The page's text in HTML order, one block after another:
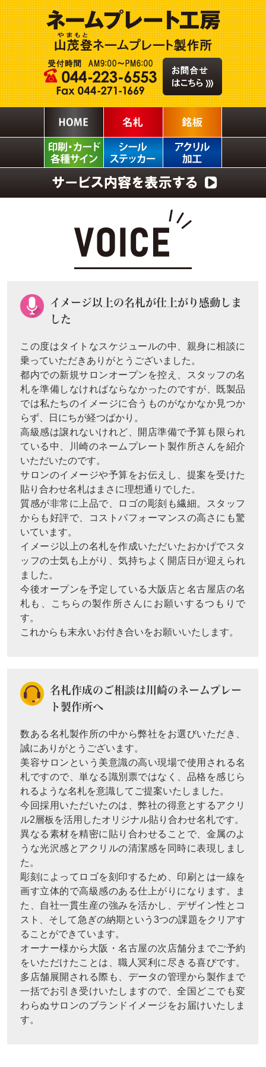
イメージ以上の名札が仕上がり感動しま
した
この度はタイトなスケジュールの中、親身に相談に
乗っていただきありがとうございました。
都内での新規サロンオープンを控え、スタッフの名
札を準備しなければならなかったのですが、既製品
では私たちのイメージに合うものがなかなか見つか
らず、日にちが経つばかり。
高級感は譲れないけれど、開店準備で予算も限られ
ている中、川崎のネームプレート製作所さんを紹介
いただいたのです。
サロンのイメージや予算をお伝えし、提案を受けた
貼り合わせ名札はまさに理想通りでした。
質感が非常に上品で、ロゴの彫刻も繊細。スタッフ
からも好評で、コストパフォーマンスの高さにも驚
いています。
イメージ以上の名札を作成いただいたおかげでスタ
ッフの士気も上がり、気持ちよく開店日が迎えられ
ました。
今後オープンを予定している大阪店と名古屋店の名
札も、こちらの製作所さんにお願いするつもりで
す。
これからも末永いお付き合いをお願いいたします。
名札作成のご相談は川崎のネームプレー
ト製作所へ
数ある名札製作所の中から弊社をお選びいただき、
誠にありがとうございます。
美容サロンという美意識の高い現場で使用される名
札ですので、単なる識別票ではなく、品格を感じら
れるような名札を意識してご提案いたしました。
今回採用いただいたのは、弊社の得意とするアクリ
ル2層板を活用したオリジナル貼り合わせ名札です。
異なる素材を精密に貼り合わせることで、金属のよ
うな光沢感とアクリルの清潔感を同時に表現しまし
た。
彫刻によってロゴを刻印するため、印刷とは一線を
画す立体的で高級感のある仕上がりになります。ま
た、自社一貫生産の強みを活かし、デザイン性とコ
スト、そして急ぎの納期という3つの課題をクリアす
ることができています。
オーナー様から大阪・名古屋の次店舗分までご予約
をいただけたことは、職人冥利に尽きる喜びです。
多店舗展開される際も、データの管理から製作まで
一括でお引き受けいたしますので、全国どこでも変
わらぬサロンのブランドイメージをお届けいたしま
す。